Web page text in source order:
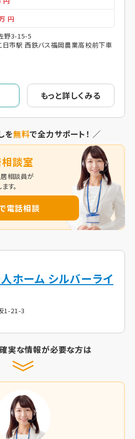
円
野3-15-5
市駅 西鉄バス福岡農業高校前下車
もっと詳しくみる
を無料で全力サポート！ ／
談室
相談員が
す。
電話相談
ホーム シルバーライ
1-21-3
実な情報が必要な方は